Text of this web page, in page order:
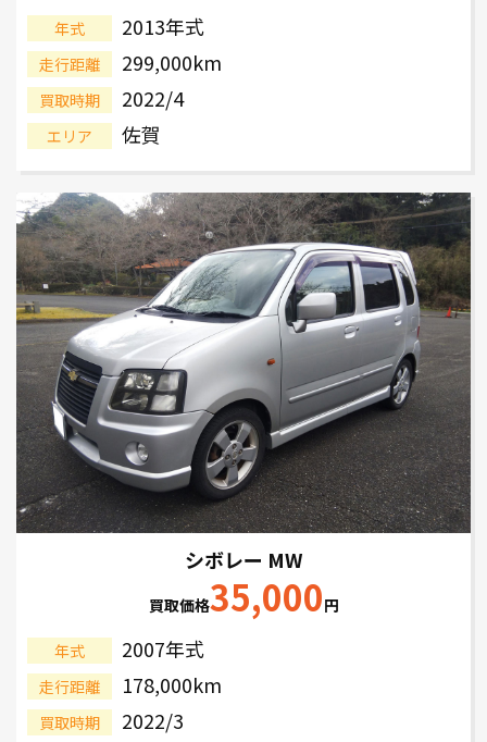
年式 2013年式
走行距離 299,000km
買取時期 2022/4
エリア 佐賀
シボレー MW
買取価格35,000円
年式 2007年式
走行距離 178,000km
買取時期 2022/3